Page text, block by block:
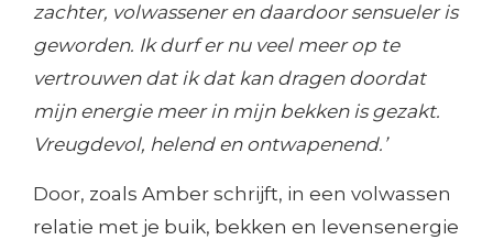
zachter, volwassener en daardoor sensueler is
geworden. Ik durf er nu veel meer op te
vertrouwen dat ik dat kan dragen doordat
mijn energie meer in mijn bekken is gezakt.
Vreugdevol, helend en ontwapenend.’
Door, zoals Amber schrijft, in een volwassen
relatie met je buik, bekken en levensenergie